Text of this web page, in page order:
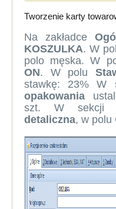
Tworzenie karty
Na zakładce O
KOSZULKA. W
polo męska. W
ON. W polu
stawkę: 23% W
opakowania
szt. W
detaliczna, w polu